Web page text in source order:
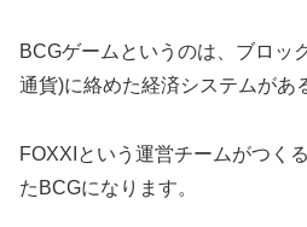
BCGゲームというのは、ブロッ
通貨)に絡めた経済システムがあ
FOXXIという運営チームがつく
たBCGになります。